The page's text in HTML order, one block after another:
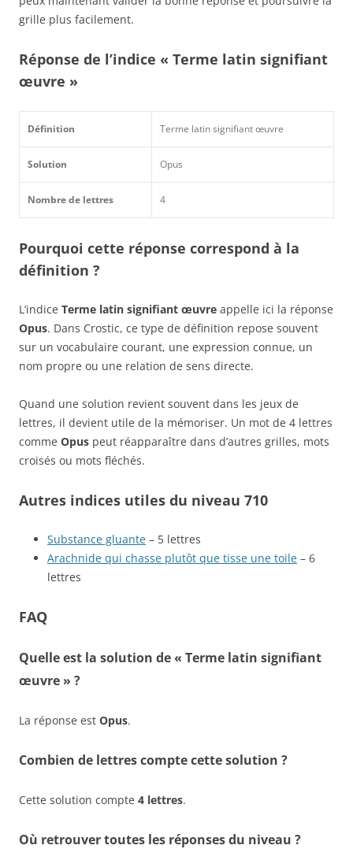
grille plus facilement.
Réponse de l’indice « Terme latin signifiant
œuvre »
Définition Terme latin signifiant œuvre
Solution Opus
Nombre de lettres 4
Pourquoi cette réponse correspond à la
définition ?
L’indice Terme latin signifiant œuvre appelle ici la réponse
Opus. Dans Crostic, ce type de définition repose souvent
sur un vocabulaire courant, une expression connue, un
nom propre ou une relation de sens directe.
Quand une solution revient souvent dans les jeux de
lettres, il devient utile de la mémoriser. Un mot de 4 lettres
comme Opus peut réapparaître dans d’autres grilles, mots
croisés ou mots fléchés.
Autres indices utiles du niveau 710
Substance gluante – 5 lettres
Arachnide qui chasse plutôt que tisse une toile – 6
lettres
FAQ
Quelle est la solution de « Terme latin signifiant
œuvre » ?
La réponse est Opus.
Combien de lettres compte cette solution ?
Cette solution compte 4 lettres.
Où retrouver toutes les réponses du niveau ?